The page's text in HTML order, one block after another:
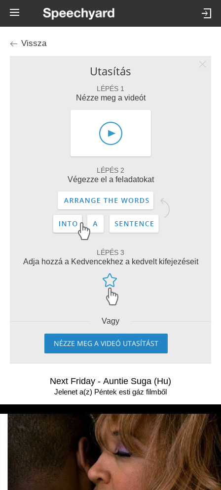
Vissza
Utasítás
LÉPÉS 1
Nézze meg a videót
LÉPÉS 2
Végezze el a feladatokat
LÉPÉS 3
Adja hozzá a Kedvencekhez a kedvelt kifejezéseit
Vagy
NÉZZE MEG A VIDEÓ UTASÍTÁST
Next Friday - Auntie Suga (Hu)
Jelenet a(z) Péntek esti gáz filmből